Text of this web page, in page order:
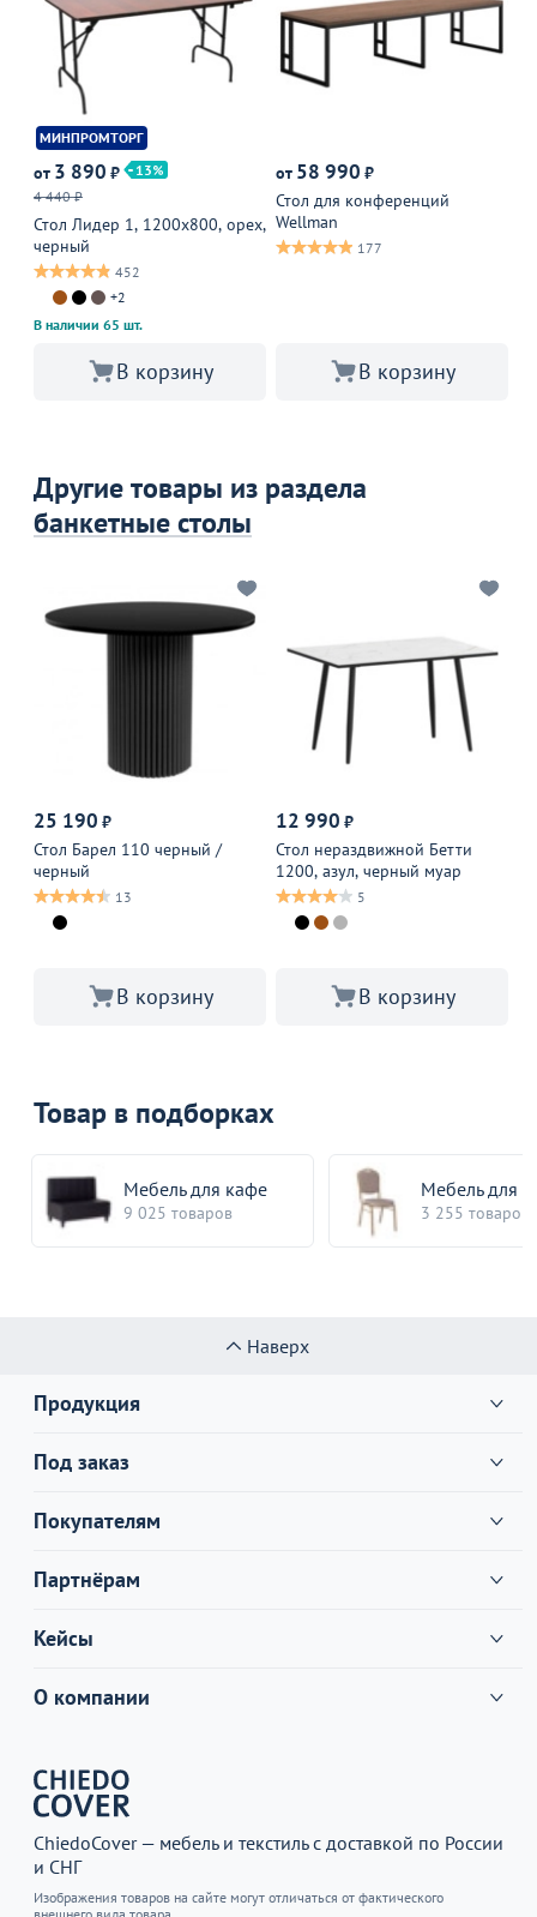
МИНПРОМТОРГ
от 3 890 ₽
13
4 440 ₽
Стол Лидер 1, 1200х800, орех,
черный
452
+2
В наличии 65 шт.
В корзину
от 58 990 ₽
Стол для конференций
Wellman
177
В корзину
Другие товары из раздела
банкетные столы
25 190 ₽
Стол Барел 110 черный /
черный
13
В корзину
12 990 ₽
Стол нераздвижной Бетти
1200, азул, черный муар
5
В корзину
Товар в подборках
Мебель для кафе
9 025 товаров
Мебель для
3 255 товаров
Наверх
Продукция
Под заказ
Покупателям
Партнёрам
Кейсы
О компании
ChiedoCover — мебель и текстиль с доставкой по России
и СНГ
Изображения товаров на сайте могут отличаться от фактического